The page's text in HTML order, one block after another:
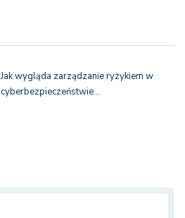
Jak wygląda zarządzanie ryzykiem w
cyberbezpieczeństwie…